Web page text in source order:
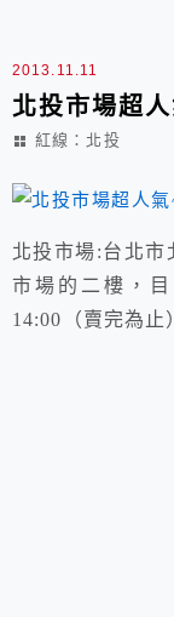
2013.11.11
北投市場超
紅線：北投
北投市場:台北市
市場的二樓，
14:00（賣完為止